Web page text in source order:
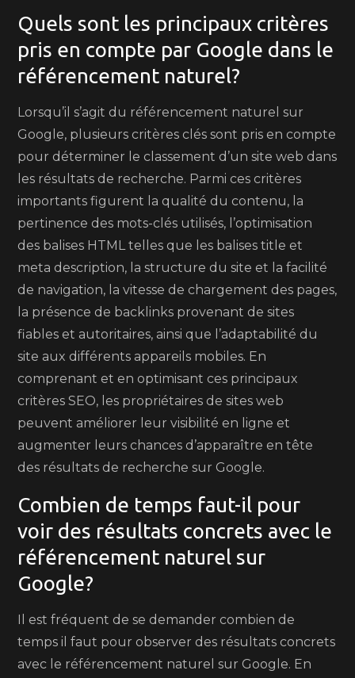
Quels sont les principaux critères
pris en compte par Google dans le
référencement naturel?
Lorsqu’il s’agit du référencement naturel sur
Google, plusieurs critères clés sont pris en compte
pour déterminer le classement d’un site web dans
les résultats de recherche. Parmi ces critères
importants figurent la qualité du contenu, la
pertinence des mots-clés utilisés, l’optimisation
des balises HTML telles que les balises title et
meta description, la structure du site et la facilité
de navigation, la vitesse de chargement des pages,
la présence de backlinks provenant de sites
fiables et autoritaires, ainsi que l’adaptabilité du
site aux différents appareils mobiles. En
comprenant et en optimisant ces principaux
critères SEO, les propriétaires de sites web
peuvent améliorer leur visibilité en ligne et
augmenter leurs chances d’apparaître en tête
des résultats de recherche sur Google.
Combien de temps faut-il pour
voir des résultats concrets avec le
référencement naturel sur
Google?
Il est fréquent de se demander combien de
temps il faut pour observer des résultats concrets
avec le référencement naturel sur Google. En